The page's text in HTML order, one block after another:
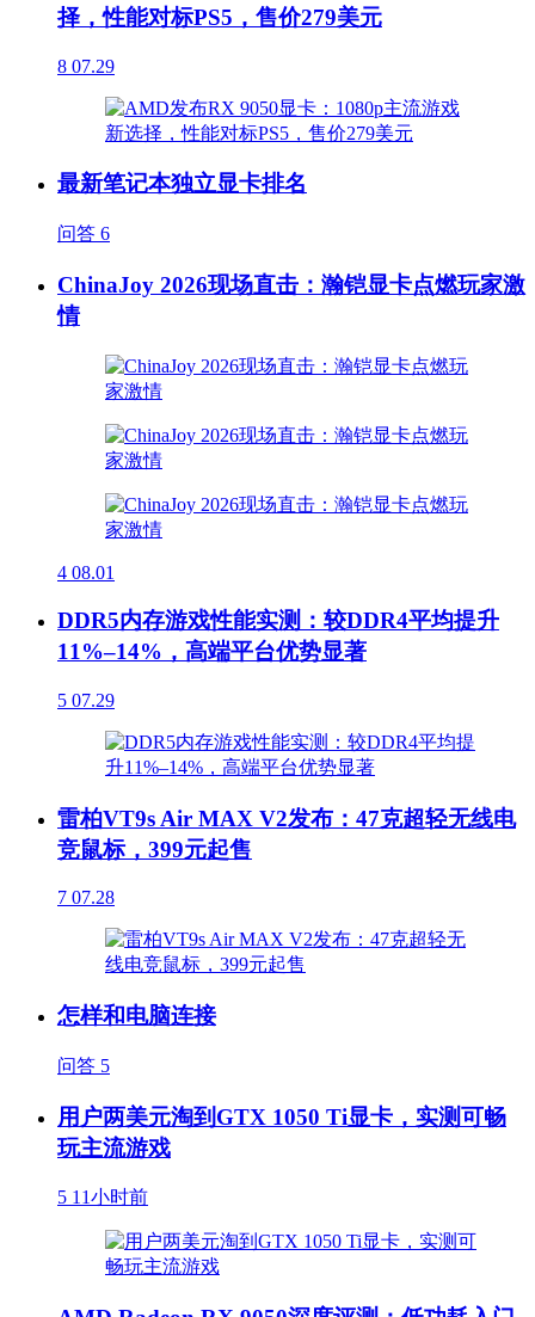
择，性能对标PS5，售价279美元
8 07.29
最新笔记本独立显卡排名
问答 6
ChinaJoy 2026现场直击：瀚铠显卡点燃玩家激
情
4 08.01
DDR5内存游戏性能实测：较DDR4平均提升
11%–14%，高端平台优势显著
5 07.29
雷柏VT9s Air MAX V2发布：47克超轻无线电
竞鼠标，399元起售
7 07.28
怎样和电脑连接
问答 5
用户两美元淘到GTX 1050 Ti显卡，实测可畅
玩主流游戏
5 11小时前